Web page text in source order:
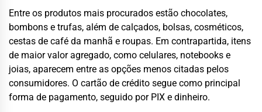
Entre os produtos mais procurados estão chocolates,
bombons e trufas, além de calçados, bolsas, cosméticos,
cestas de café da manhã e roupas. Em contrapartida, itens
de maior valor agregado, como celulares, notebooks e
joias, aparecem entre as opções menos citadas pelos
consumidores. O cartão de crédito segue como principal
forma de pagamento, seguido por PIX e dinheiro.